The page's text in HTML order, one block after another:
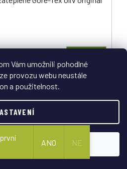
Vám umožnili pohodlné
provozu webu neustále
a použitelnost.
kalhoty do nepříznivého počasí
Bundeswehru.
ANO NE